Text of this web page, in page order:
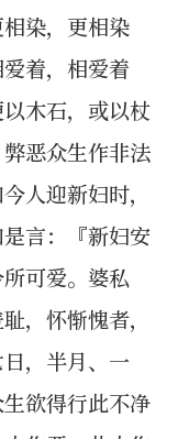
染，更相染
着，相爱着
木石，或以杖
恶众生作非法
人迎新妇时，
言：『新妇安
可爱。婆私
，怀惭愧者，
，半月、一
欲得行此不净